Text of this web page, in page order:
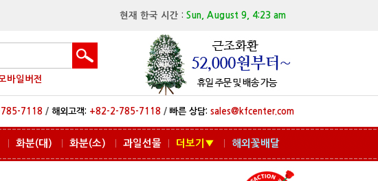
현재 한국 시간 : Sun, August 9, 4:23 am
바일버전
7118 / 해외고객: +82-2-785-7118 / 빠른 상담: sales@kfcenter.com
화분(대) 화분(소) 과일선물ㅣ 더보기▼ 해외꽃배달